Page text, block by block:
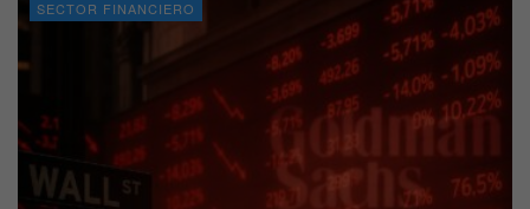
SECTOR FINANCIERO